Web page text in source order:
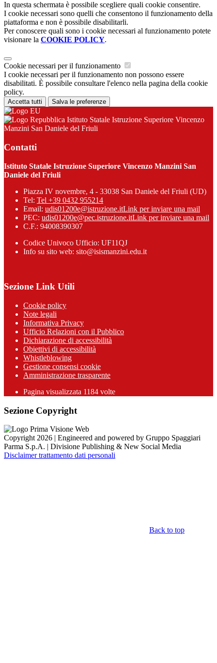
In questa schermata è possibile scegliere quali cookie consentire.
I cookie necessari sono quelli che consentono il funzionamento della
piattaforma e non è possibile disabilitarli.
Per conoscere quali sono i cookie necessari al funzionamento potete
visionare la COOKIE POLICY.
Cookie necessari per il funzionamento
I cookie necessari per il funzionamento non possono essere
disabilitati. È possibile consultare l'elenco nella pagina della cookie
policy.
Accetta tutti Salva le preferenze
Istituto Statale Istruzione Superiore Vincenzo
Manzini San Daniele del Friuli
Contatti
Istituto Statale Istruzione Superiore Vincenzo Manzini San
Daniele del Friuli
Piazza IV novembre, 4 - 33038 San Daniele del Friuli (UD)
Tel: Tel +39 0432 955214
Email: udis01200e@istruzione.itLink per inviare una mail
PEC: udis01200e@pec.istruzione.itLink per inviare una mail
C.F.: 94008390307
Codice Univoco Ufficio: UF11QJ
Info su sito web: sito@isismanzini.edu.it
Sezione Link Utili
Cookie policy
Note legali
Informativa Privacy
Ufficio Relazioni con il Pubblico
Dichiarazione di accessibilità
Obiettivi di accessibilità
Whistleblowing
Gestione consensi cookie
Amministrazione trasparente
Pagina visualizzata 1184 volte
Sezione Copyright
Copyright 2026 | Engineered and powered by Gruppo Spaggiari
Parma S.p.A. | Divisione Publishing & New Social Media
Disclaimer trattamento dati personali
Back to top